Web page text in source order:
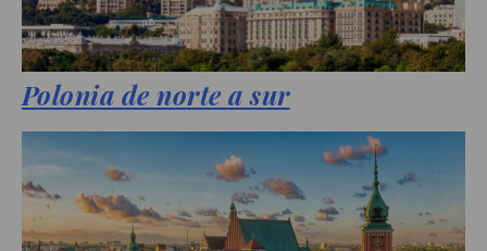
Polonia de norte a sur